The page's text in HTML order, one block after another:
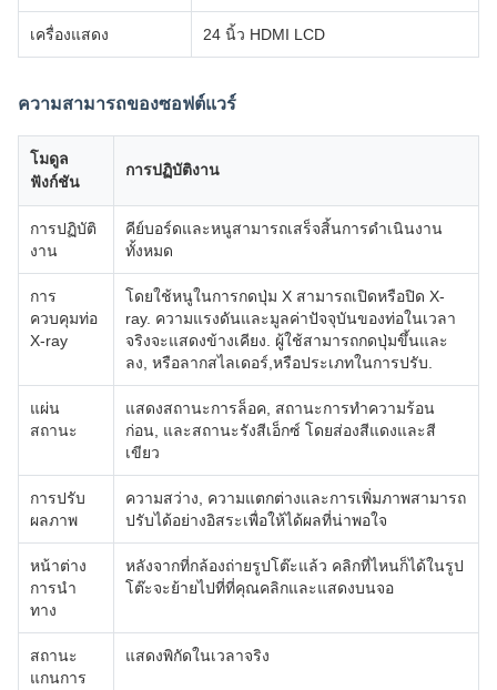
เครื่องแสดง 24 นิ้ว HDMI LCD
ความสามารถของซอฟต์แวร์
โมดูล
ฟังก์ชัน
การปฏิบัติงาน
การปฏิบัติ
งาน
คีย์บอร์ดและหนูสามารถเสร็จสิ้นการดําเนินงาน
ทั้งหมด
การ
ควบคุมท่อ
X-ray
โดยใช้หนูในการกดปุ่ม X สามารถเปิดหรือปิด X-
ray. ความแรงดันและมูลค่าปัจจุบันของท่อในเวลา
จริงจะแสดงข้างเคียง. ผู้ใช้สามารถกดปุ่มขึ้นและ
ลง, หรือลากสไลเดอร์,หรือประเภทในการปรับ.
แผ่น
สถานะ
แสดงสถานะการล็อค, สถานะการทําความร้อน
ก่อน, และสถานะรังสีเอ็กซ์ โดยส่องสีแดงและสี
เขียว
การปรับ
ผลภาพ
ความสว่าง, ความแตกต่างและการเพิ่มภาพสามารถ
ปรับได้อย่างอิสระเพื่อให้ได้ผลที่น่าพอใจ
หน้าต่าง
การนํา
ทาง
หลังจากที่กล้องถ่ายรูปโต๊ะแล้ว คลิกที่ไหนก็ได้ในรูป
โต๊ะจะย้ายไปที่ที่คุณคลิกและแสดงบนจอ
สถานะ
แกนการ
แสดงพิกัดในเวลาจริง